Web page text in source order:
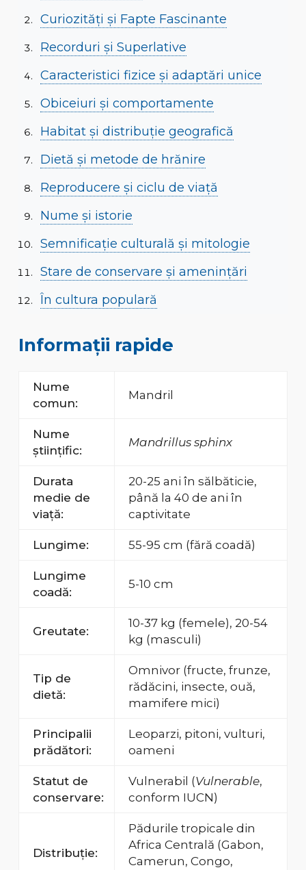
Curiozități și Fapte Fascinante
Recorduri și Superlative
Caracteristici fizice și adaptări unice
Obiceiuri și comportamente
Habitat și distribuție geografică
Dietă și metode de hrănire
Reproducere și ciclu de viață
Nume și istorie
Semnificație culturală și mitologie
Stare de conservare și amenințări
În cultura populară
Informații rapide
Nume
comun:
Mandril
Nume
științific:
Mandrillus sphinx
Durata
medie de
viață:
20-25 ani în sălbăticie,
până la 40 de ani în
captivitate
Lungime: 55-95 cm (fără coadă)
Lungime
coadă:
5-10 cm
Greutate:
10-37 kg (femele), 20-54
kg (masculi)
Tip de
dietă:
Omnivor (fructe, frunze,
rădăcini, insecte, ouă,
mamifere mici)
Principalii
prădători:
Leoparzi, pitoni, vulturi,
oameni
Statut de
conservare:
Vulnerabil (Vulnerable,
conform IUCN)
Distribuție:
Pădurile tropicale din
Africa Centrală (Gabon,
Camerun, Congo,